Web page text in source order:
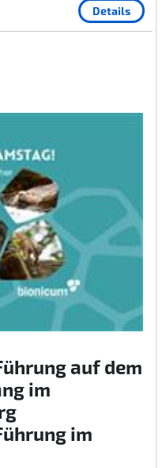
Details
auf dem
im
im